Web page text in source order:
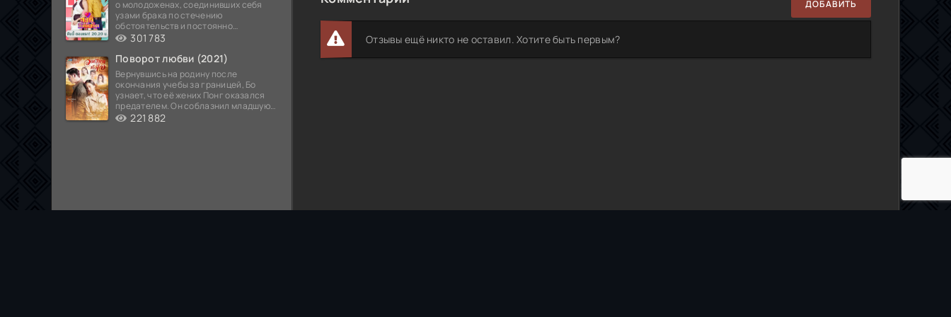
о молодоженах, соединивших себя
узами брака по стечению
обстоятельств и постоянно
попадающих в курьезные ситуации...
301 783
Поворот любви (2021)
Вернувшись на родину после
окончания учебы за границей, Бо
узнает, что её жених Понг оказался
предателем. Он соблазнил младшую
сестру хозяина
221 882
ДОБАВИТЬ
Отзывы ещё никто не оставил. Хотите быть первым?